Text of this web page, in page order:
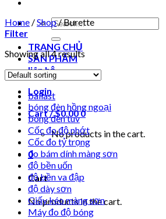
Search
for:
TRANG CHỦ
SẢN PHẨM
liên hệ
Login
Cart /$0.000
No products in the cart.
0
Cart
No products in the cart.
Home /Shop /Burette
Filter
Showing all 4 results
ballast
bóng đèn hồng ngoại
bóng đèn tuv
Cốc đo độ nhớt
Cốc đo tỷ trọng
đo bám dính màng sơn
độ bền uốn
độ bền va đập
độ dày sơn
Giấy kéo màng sơn
Máy đo độ bóng